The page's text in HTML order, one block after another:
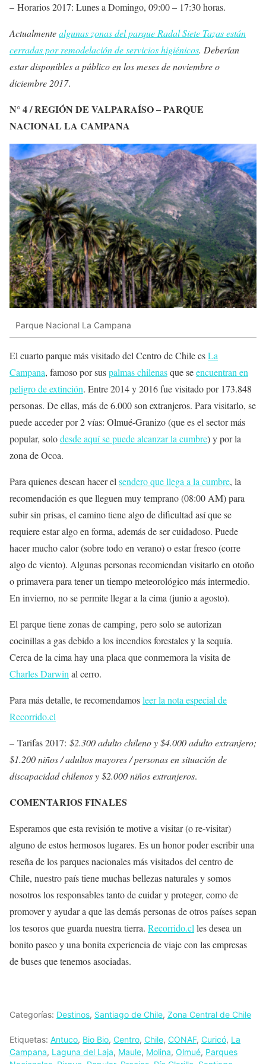
– Horarios 2017: Lunes a Domingo, 09:00 – 17:30 horas.
Actualmentealgunas zonas del parque Radal Siete Tazas están
cerradas por remodelación de servicios higiénicos. Deberían
estar disponibles a público en los meses de noviembre o
diciembre 2017.
N° 4 / REGIÓN DE VALPARAÍSO – PARQUE
NACIONAL LA CAMPANA
Parque Nacional La Campana
El cuarto parque más visitado del Centro de Chile esLa
Campana, famoso por suspalmas chilenasque seencuentran en
peligro de extinción. Entre 2014 y 2016 fue visitado por 173.848
personas. De ellas, más de 6.000 son extranjeros. Para visitarlo, se
puede acceder por 2 vías: Olmué-Granizo (que es el sector más
popular, solodesde aquí se puede alcanzar la cumbre) y por la
zona de Ocoa.
Para quienes desean hacer el sendero que llega a la cumbre, la
recomendación es que lleguen muy temprano (08:00 AM) para
subir sin prisas, el camino tiene algo de dificultad así que se
requiere estar algo en forma, además de ser cuidadoso. Puede
hacer mucho calor (sobre todo en verano) o estar fresco (corre
algo de viento). Algunas personas recomiendan visitarlo en otoño
o primavera para tener un tiempo meteorológico más intermedio.
En invierno, no se permite llegar a la cima (junio a agosto).
El parque tiene zonas de camping, pero solo se autorizan
cocinillas a gas debido a los incendios forestales y la sequía.
Cerca de la cima hay una placa que conmemora la visita de
Charles Darwin al cerro.
Para más detalle, te recomendamosleer la nota especial de
Recorrido.cl
– Tarifas 2017: $2.300 adulto chileno y $4.000 adulto extranjero;
$1.200 niños / adultos mayores / personas en situación de
discapacidad chilenos y $2.000 niños extranjeros.
COMENTARIOS FINALES
Esperamos que esta revisión te motive a visitar (o re-visitar)
alguno de estos hermosos lugares. Es un honor poder escribir una
reseña de los parques nacionales más visitados del centro de
Chile, nuestro país tiene muchas bellezas naturales y somos
nosotros los responsables tanto de cuidar y proteger, como de
promover y ayudar a que las demás personas de otros países sepan
los tesoros que guarda nuestra tierra. Recorrido.cl les desea un
bonito paseo y una bonita experiencia de viaje con las empresas
de buses que tenemos asociadas.
Categorías: Destinos, Santiago de Chile, Zona Central de Chile
Etiquetas: Antuco, Bio Bio, Centro, Chile, CONAF, Curicó, La
Campana, Laguna del Laja, Maule, Molina, Olmué, Parques